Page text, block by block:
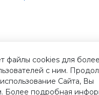
файлы cookies для более
с ним.
Сайта, Вы
Более подробная